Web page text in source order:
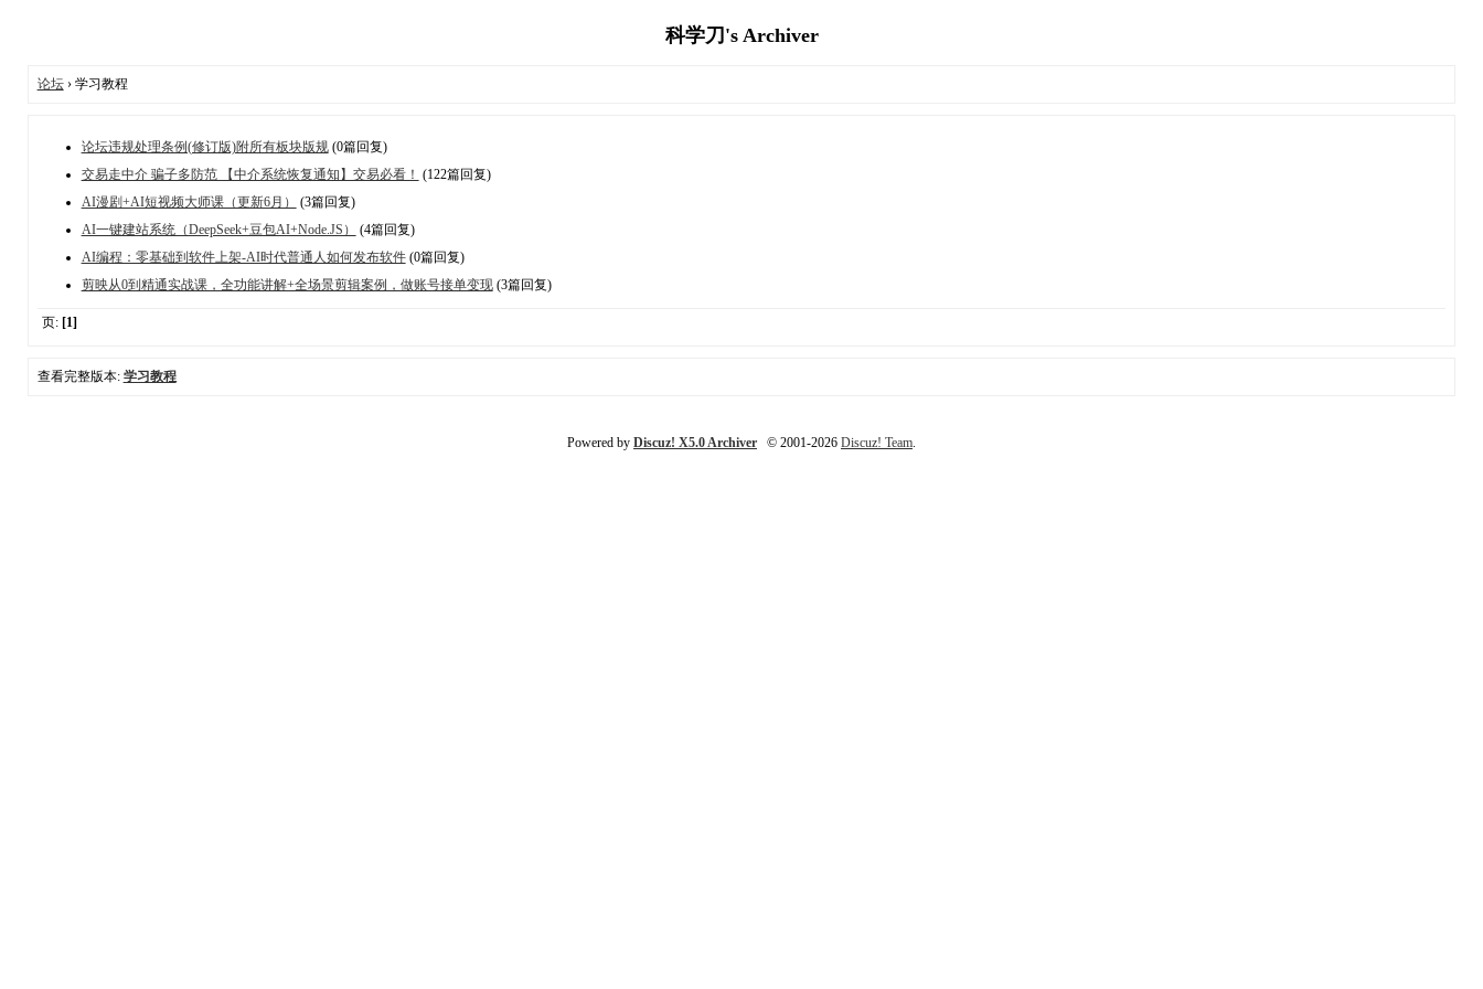
科学刀's Archiver
论坛› 学习教程
论坛违规处理条例(修订版)附所有板块版规(0篇回复)
交易走中介 骗子多防范 【中介系统恢复通知】交易必看！ (122篇回复)
AI漫剧+AI短视频大师课（更新6月）
(3篇回复)
AI一键建站系统（DeepSeek+豆包AI+Node.JS）
(4篇回复)
AI编程：零基础到软件上架-AI时代普通人如何发布软件(0篇回复)
剪映从0到精通实战课，全功能讲解+全场景剪辑案例，做账号接单变现(3篇回复)
页: [1]
查看完整版本: 学习教程
Powered by Discuz! X5.0 Archiver © 2001-2026 Discuz! Team.